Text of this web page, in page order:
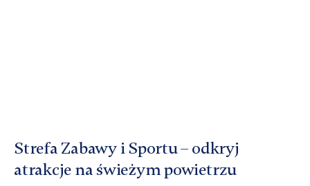
Strefa Zabawy i Sportu – odkryj
atrakcje na świeżym powietrzu